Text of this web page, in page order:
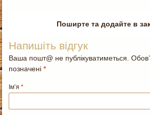
Поширте та додайте в
Напишіть відгук
Ваша пошт@ не публікуватиметься.
позначені*
Ім’я*